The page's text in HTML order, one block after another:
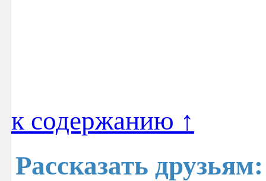
к содержанию ↑
Рассказать друзьям: